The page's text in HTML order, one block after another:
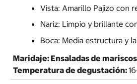
Vista: Amarillo Pajizo con
Nariz: Limpio y brillante
Boca: Media estructura y
Maridaje: Ensaladas de
Temperatura de degustación: